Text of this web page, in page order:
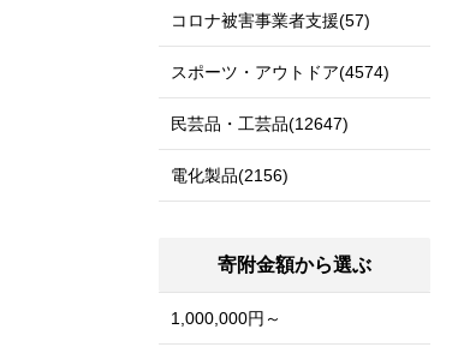
コロナ被害事業者支援(57)
スポーツ・アウトドア(4574)
民芸品・工芸品(12647)
電化製品(2156)
寄附金額から選ぶ
1,000,000円～